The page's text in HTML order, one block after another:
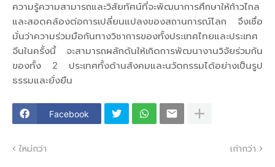
ความรู้ความสามารถและวิสัยทัศน์ที่จะพัฒนาการศึกษาให้ก้าวไกล
และสอดคล้องต่อการเปลี่ยนแปลงของสถานการณ์โลก จึงเชื่อ
มั่นว่าความร่วมมือกันทางวิชาการของทั้งประเทศไทยและประเทศ
จีนในครั้งนี้ จะสามารถผลักดันให้เกิดการพัฒนางานวิจัยร่วมกัน
ของทั้ง 2 ประเทศทั้งด้านสังคมและนวัตกรรมได้อย่างเป็นรูป
ธรรมและยั่งยืน
Facebook
ใหม่กว่า เก่ากว่า